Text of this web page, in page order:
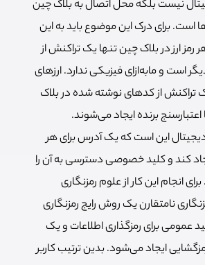
نیست بلکه محل اتصال به بلاک چین
است. برای درک این موضوع باید به این
ارز در بلاک چین تنها یک تراکنش از
است و مابه‌ازای فیزیکی ندارد. ارزهای
تراکنش از کدهای نوشته شده در بلاک
برنده ایجاد می‌شوند.
این است که یک آدرس برای هر
کند و کلید خصوصی دسترسی به آن را
انجام این کار از علوم رمزنگاری
نامتقارن یک روش رایج رمزنگاری
عمومی برای رمزگذاری اطلاعات و یک
ایجاد می‌شود. بدین ترتیب کاربر